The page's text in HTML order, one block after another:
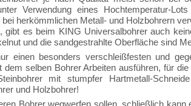
Verwendung eines Hochtemperatur-
herkömmlichen Metall- und Holzbohrern
gibt es beim KING Universalbohrer auch
und die sandgestrahlte Oberfläche sind
einen besonders verschleißfesten und
selben Bohrer Arbeiten ausführen, für
mit stumpfer Hartmetall-
und Holzbohrer!
Bohrer wegwerfen sollen, schließlich kann